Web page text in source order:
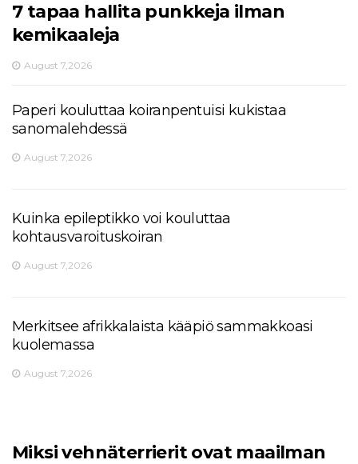
7 tapaa hallita punkkeja ilman
kemikaaleja
August 7,2026
Paperi kouluttaa koiranpentuisi kukistaa
sanomalehdessä
August 7,2026
Kuinka epileptikko voi kouluttaa
kohtausvaroituskoiran
August 7,2026
Merkitsee afrikkalaista kääpiö sammakkoasi
kuolemassa
August 7,2026
Miksi vehnäterrierit ovat maailman